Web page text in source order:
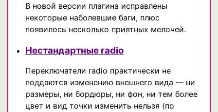
В новой версии плагина исправлены
некоторые наболевшие баги, плюс
появилось несколько приятных мелочей.
Нестандартные radio
Переключатели radio практически не
поддаются изменению внешнего вида — ни
размеры, ни бордюры, ни фон, ни тем более
цвет и вид точки изменить нельзя (по